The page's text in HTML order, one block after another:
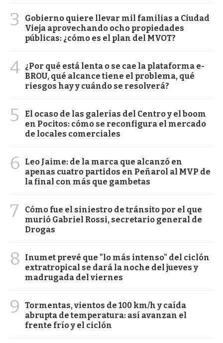
3
Gobierno quiere llevar mil familias a Ciudad
Vieja aprovechando ocho propiedades
públicas: ¿cómo es el plan del MVOT?
4 ¿Por qué está lenta o se cae la plataforma e-
BROU, qué alcance tiene el problema, qué
riesgos hay y cuándo se resolverá?
5
El ocaso de las galerías del Centro y el boom
en Pocitos: cómo se reconfigura el mercado
de locales comerciales
6
Leo Jaime: de la marca que alcanzó en
apenas cuatro partidos en Peñarol al MVP de
la final con más que gambetas
7
Cómo fue el siniestro de tránsito por el que
murió Gabriel Rossi, secretario general de
Drogas
8
Inumet prevé que "lo más intenso" del ciclón
extratropical se dará la noche del jueves y
madrugada del viernes
9
Tormentas, vientos de 100 km/h y caída
abrupta de temperatura: así avanzan el
frente frío y el ciclón